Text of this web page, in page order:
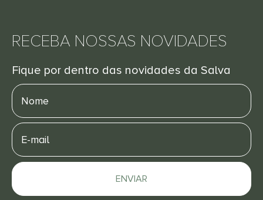
RECEBA NOSSAS NOVIDADES
Fique por dentro das novidades da Salva
Nome
E-
mail
ENVIAR